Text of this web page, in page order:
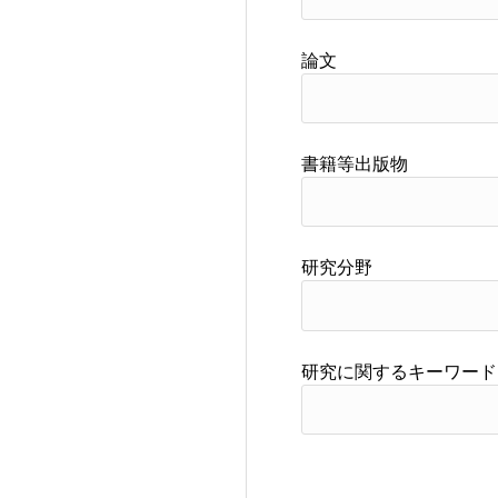
論文
書籍等出版物
研究分野
研究に関するキーワード